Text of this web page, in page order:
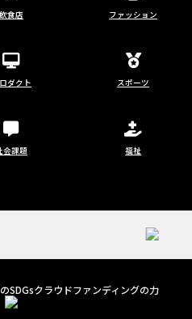
飲食店 ファッション
ダクト スポーツ
会課題 福祉
SDGsクラウドファンディングの力